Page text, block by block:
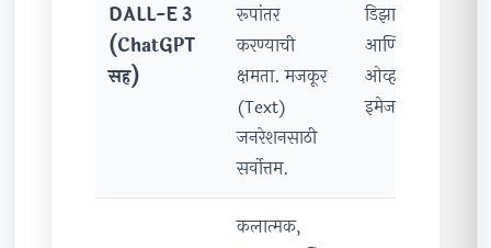
DALL-E 3
(ChatGPT
सह)
रूपांतर
करण्याची
क्षमता. मजकूर
(Text)
जनरेशनसाठी
सर्वोत्तम.
डिझाइन, लोगो
आणि टेक्स्ट-
ओव्हर-
इमेजसाठी.
कलात्मक,